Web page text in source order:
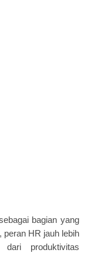
bagian yang
peran HR jauh lebih
produktivitas